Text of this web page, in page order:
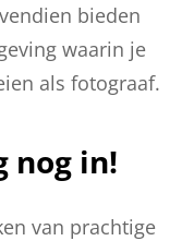
bieden
waarin je
als fotograaf.
nog in!
van prachtige